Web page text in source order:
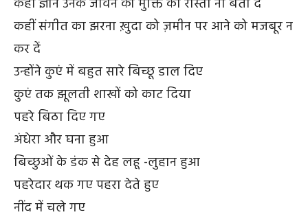
कहीं संगीत का झरना ख़ुदा को ज़मीन पर आने को मजबूर न
कर दें
उन्होंने कुएं में बहुत सारे बिच्छू डाल दिए
कुएं तक झूलती शाखों को काट दिया
पहरे बिठा दिए गए
अंधेरा और घना हुआ
बिच्छुओं के डंक से देह लहू -लुहान हुआ
पहरेदार थक गए पहरा देते हुए
नींद में चले गए